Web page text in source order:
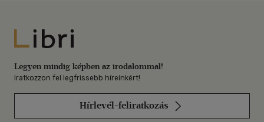
Libri
Legyen mindig képben az irodalommal!
Iratkozzon fel legfrissebb híreinkért!
Hírlevél-feliratkozás